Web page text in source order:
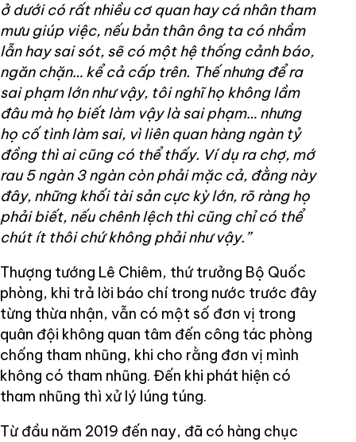
ở dưới có rất nhiều cơ quan hay cá nhân tham
mưu giúp việc, nếu bản thân ông ta có nhầm
lẫn hay sai sót, sẽ có một hệ thống cảnh báo,
ngăn chặn… kể cả cấp trên. Thế nhưng để ra
sai phạm lớn như vậy, tôi nghĩ họ không lầm
đâu mà họ biết làm vậy là sai phạm… nhưng
họ cố tình làm sai, vì liên quan hàng ngàn tỷ
đồng thì ai cũng có thể thấy. Ví dụ ra chợ, mớ
rau 5 ngàn 3 ngàn còn phải mặc cả, đằng này
đây, những khối tài sản cực kỳ lớn, rõ ràng họ
phải biết, nếu chênh lệch thì cũng chỉ có thể
chút ít thôi chứ không phải như vậy.”
Thượng tướng Lê Chiêm, thứ trưởng Bộ Quốc
phòng, khi trả lời báo chí trong nước trước đây
từng thừa nhận, vẫn có một số đơn vị trong
quân đội không quan tâm đến công tác phòng
chống tham nhũng, khi cho rằng đơn vị mình
không có tham nhũng. Đến khi phát hiện có
tham nhũng thì xử lý lúng túng.
Từ đầu năm 2019 đến nay, đã có hàng chục